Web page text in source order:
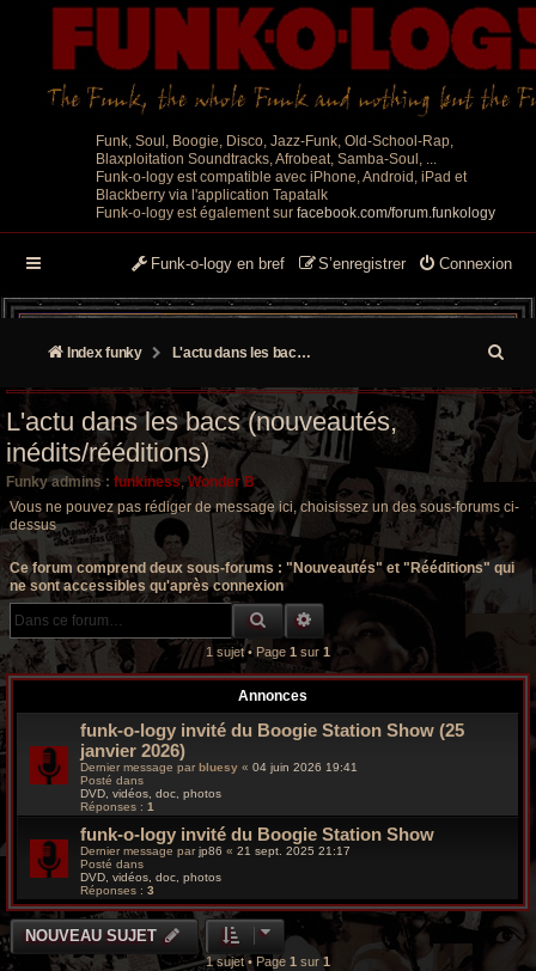
Funk, Soul, Boogie, Disco, Jazz-Funk, Old-School-Rap,
Blaxploitation Soundtracks, Afrobeat, Samba-Soul, ...
Funk-o-logy est compatible avec iPhone, Android, iPad et
Blackberry via l'application Tapatalk
Funk-o-logy est également sur facebook.com/forum.funkology
Connexion
S’enregistrer
Funk-o-logy en bref
Index funky L'actu dans les bacs (nouveautés, inédits/rééditions)
e
e
r
L'actu dans les bacs (nouveautés,
inédits/rééditions)
Funky admins : funkiness,Wonder B
Vous ne pouvez pas rédiger de message ici, choisissez un des sous-forums ci-
dessus
Ce forum comprend deux sous-forums : "Nouveautés" et "Rééditions" qui
ne sont accessibles qu'après connexion
RECHERCHE GROOVY
RECHERCHE AVANCÉE
1 sujet • Page 1 sur 1
Annonces
funk-o-logy invité du Boogie Station Show (25
janvier 2026)
Dernier message par bluesy « 04 juin 2026 19:41
Posté dans
DVD, vidéos, doc, photos
Réponses : 1
funk-o-logy invité du Boogie Station Show
Dernier message parjp86 « 21 sept. 2025 21:17
Posté dans
DVD, vidéos, doc, photos
Réponses : 3
NOUVEAU SUJET
1 sujet • Page 1 sur 1